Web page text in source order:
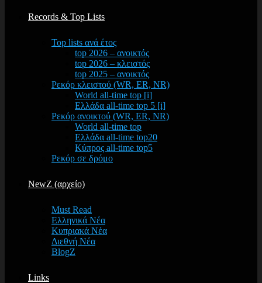
Records & Top Lists
Top lists ανά έτος
top 2026 – ανοικτός
top 2026 – κλειστός
top 2025 – ανοικτός
Ρεκόρ κλειστού (WR, ER, NR)
World all-time top [i]
Ελλάδα all-time top 5 [i]
Ρεκόρ ανοικτού (WR, ER, NR)
World all-time top
Ελλάδα all-time top20
Κύπρος all-time top5
Ρεκόρ σε δρόμο
NewZ (αρχείο)
Must Read
Ελληνικά Νέα
Κυπριακά Νέα
Διεθνή Νέα
BlogZ
Links